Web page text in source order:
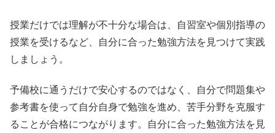
授業だけでは理解が不十分な場合は、自習室や個別指導の
授業を受けるなど、自分に合った勉強方法を見つけて実践
しましょう。
予備校に通うだけで安心するのではなく、自分で問題集や
参考書を使って自分自身で勉強を進め、苦手分野を克服す
ることが合格につながります。
自分に合った勉強方法を見